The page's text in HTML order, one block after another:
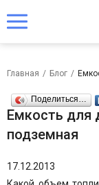
Главная / Блог /
Поделиться…
Емкость для
подземная
17.12.2013